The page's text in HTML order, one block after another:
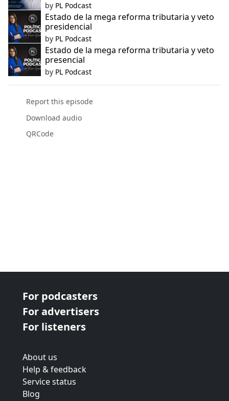
by PL Podcast
Estado de la mega reforma tributaria y veto
presidencial
by PL Podcast
Estado de la mega reforma tributaria y veto
presencial
by PL Podcast
Report this episode
Download audio
QRCode
For podcasters
For advertisers
For listeners
About us
Help & feedback
Service status
Blog